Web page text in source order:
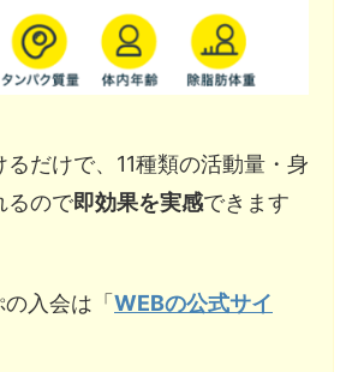
だけで、11種類の活動量・身
るので即効果を実感できます
入会は「WEBの公式サイ